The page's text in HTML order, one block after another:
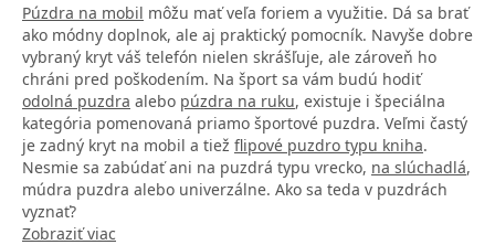
Púzdra na mobil môžu mať veľa foriem a využitie. Dá sa brať
ako módny doplnok, ale aj praktický pomocník. Navyše dobre
vybraný kryt váš telefón nielen skrášľuje, ale zároveň ho
chráni pred poškodením. Na šport sa vám budú hodiť
odolná puzdra alebo púzdra na ruku, existuje i špeciálna
kategória pomenovaná priamo športové puzdra. Veľmi častý
je zadný kryt na mobil a tiež flipové puzdro typu kniha.
Nesmie sa zabúdať ani na puzdrá typu vrecko, na slúchadlá,
múdra puzdra alebo univerzálne. Ako sa teda v puzdrách
vyznať?
Zobraziť viac